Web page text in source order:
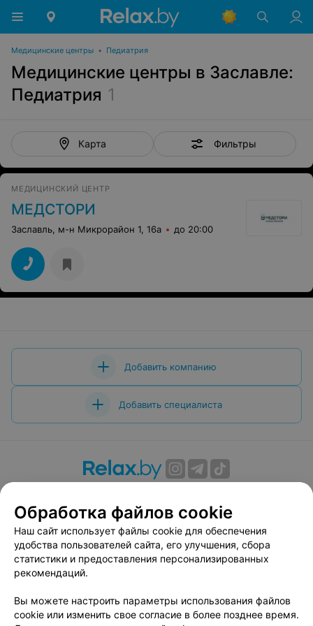
Медицинские центры • Педиатрия
Медицинские центры в Заславле:
Педиатрия 1
Карта Фильтры
МЕДИЦИНСКИЙ ЦЕНТР
МЕДСТОРИ
Заславль, м-н Микрорайон 1, 16а до 20:00
Добавить компанию
Добавить специалиста
Вакансии
Публичный договор
Способы оплаты
Публичный договор по использованию сервиса
«Афиша»
Пользовательское соглашение
Связаться по вопросам сотрудничества
Написать руководителю relax.by
Обработка файлов cookie
Наш сайт использует файлы cookie для обеспечения
удобства пользователей сайта, его улучшения, сбора
статистики и предоставления персонализированных
рекомендаций.
Вы можете настроить параметры использования файлов
cookie или изменить свое согласие в более позднее время.